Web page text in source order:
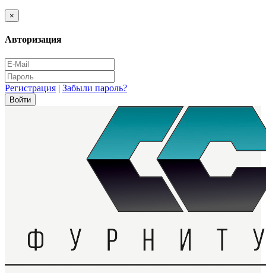
×
Авторизация
Регистрация | Забыли пароль?